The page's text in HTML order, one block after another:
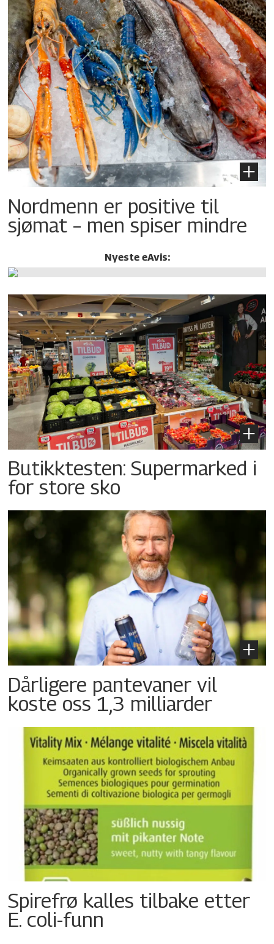
Nordmenn er positive til
sjømat – men spiser mindre
Nyeste eAvis:
Butikktesten: Supermarked i
for store sko
Dårligere pantevaner vil
koste oss 1,3 milliarder
Spirefrø kalles tilbake etter
E. coli-funn